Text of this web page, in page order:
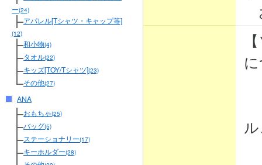
ー(24)
アパレル[Tシャツ・キャップ等]
(12)
和小物(4)
タオル(22)
キッズ[TOY/Tシャツ](23)
その他(27)
ANA
おもちゃ(25)
バッグ(5)
ステーショナリー(17)
キーホルダー(28)